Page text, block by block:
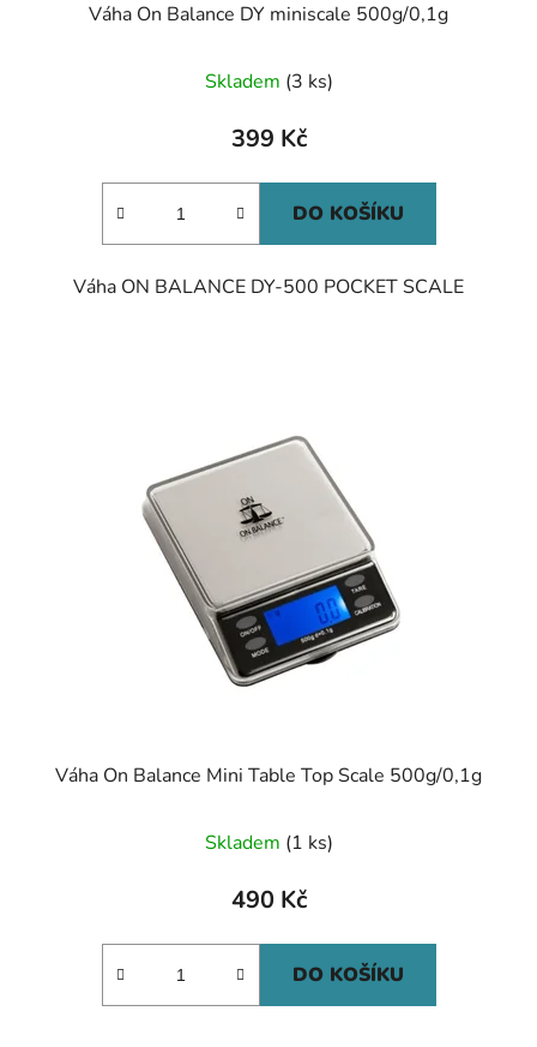
Váha On Balance DY miniscale 500g/0,1g
Skladem (3 ks)
399 Kč
DO KOŠÍKU
Váha ON BALANCE DY-500 POCKET SCALE
Váha On Balance Mini Table Top Scale 500g/0,1g
Skladem (1 ks)
490 Kč
DO KOŠÍKU